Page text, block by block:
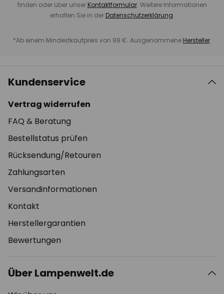
finden oder über unser Kontaktformular. Weitere Informationen
erhalten Sie in der Datenschutzerklärung.
*Ab einem Mindestkaufpreis von 99 €. Ausgenommene Hersteller.
Kundenservice
Vertrag widerrufen
FAQ & Beratung
Bestellstatus prüfen
Rücksendung/Retouren
Zahlungsarten
Versandinformationen
Kontakt
Herstellergarantien
Bewertungen
Über Lampenwelt.de